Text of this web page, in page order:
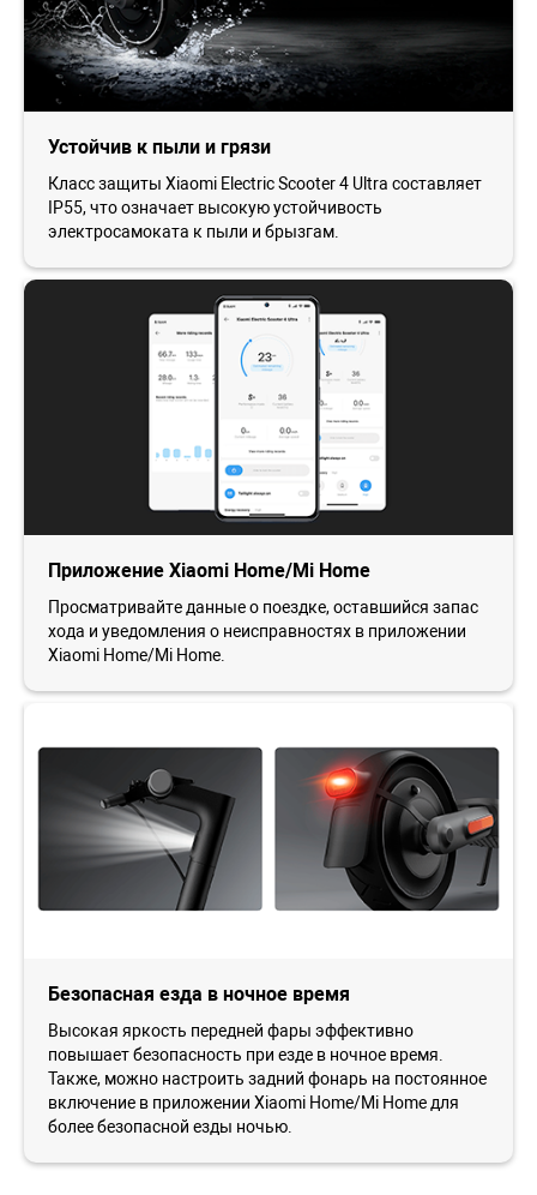
Устойчив к пыли и грязи
Класс защиты Xiaomi Electric Scooter 4 Ultra составляет
IP55, что означает высокую устойчивость
электросамоката к пыли и брызгам.
Приложение Xiaomi Home/Mi Home
Просматривайте данные о поездке, оставшийся запас
хода и уведомления о неисправностях в приложении
Xiaomi Home/Mi Home.
Безопасная езда в ночное время
Высокая яркость передней фары эффективно
повышает безопасность при езде в ночное время.
Также, можно настроить задний фонарь на постоянное
включение в приложении Xiaomi Home/Mi Home для
более безопасной езды ночью.